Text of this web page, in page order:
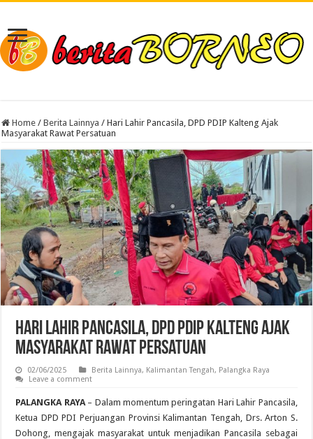
Home / Berita Lainnya / Hari Lahir Pancasila, DPD PDIP Kalteng Ajak
Masyarakat Rawat Persatuan
Hari Lahir Pancasila, DPD PDIP Kalteng Ajak
Masyarakat Rawat Persatuan
02/06/2025 Berita Lainnya, Kalimantan Tengah, Palangka Raya
Leave a comment
PALANGKA RAYA– Dalam momentum peringatan Hari Lahir Pancasila,
Ketua DPD PDI Perjuangan Provinsi Kalimantan Tengah, Drs. Arton S.
Dohong, mengajak masyarakat untuk menjadikan Pancasila sebagai